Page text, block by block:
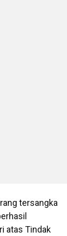
tersangka
atas Tindak